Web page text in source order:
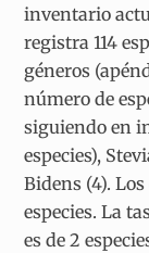
inventario
registra 114
géneros
número de
siguiendo en
especies),
Bidens (4).
especies. La
es de 2